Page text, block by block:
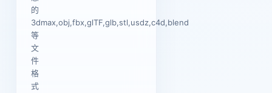
的
3dmax,obj,fbx,glTF,glb,stl,usdz,c4d,blend
等
文
件
格
式